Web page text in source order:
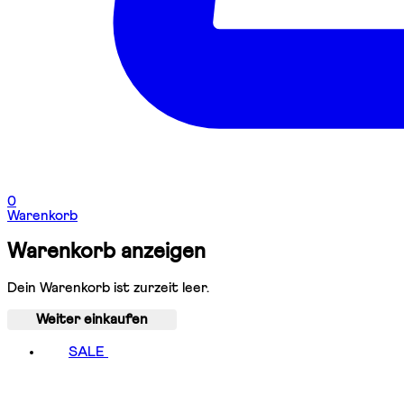
0
Warenkorb
Warenkorb anzeigen
Dein Warenkorb ist zurzeit leer.
Weiter einkaufen
SALE